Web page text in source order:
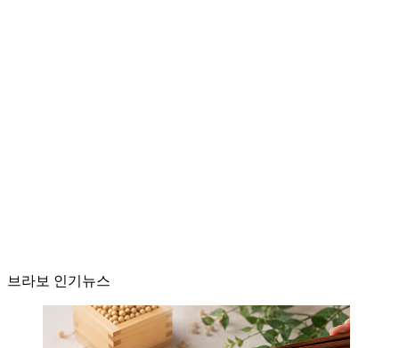
브라보 인기뉴스